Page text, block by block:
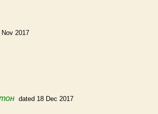
2017
dated 18 Dec 2017